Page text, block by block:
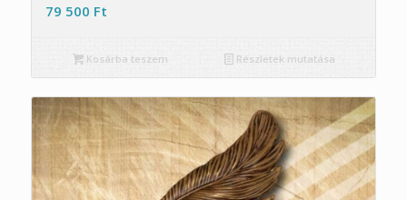
79 500 Ft
Kosárba teszem Részletek mutatása